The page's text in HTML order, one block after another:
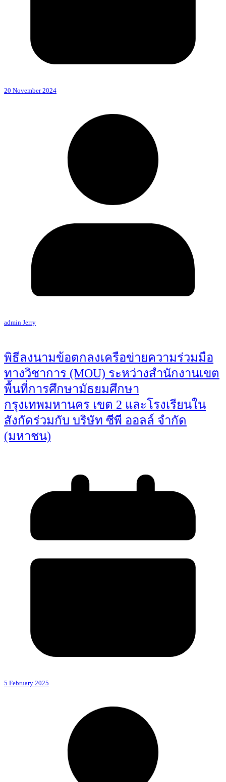
20 November 2024
admin Jerry
พิธีลงนามข้อตกลงเครือข่ายความร่วมมือ
ทางวิชาการ (MOU) ระหว่างสำนักงานเขต
พื้นที่การศึกษามัธยมศึกษา
กรุงเทพมหานคร เขต 2 และโรงเรียนใน
สังกัดร่วมกับ บริษัท ซีพี ออลล์ จำกัด
(มหาชน)
5 February 2025